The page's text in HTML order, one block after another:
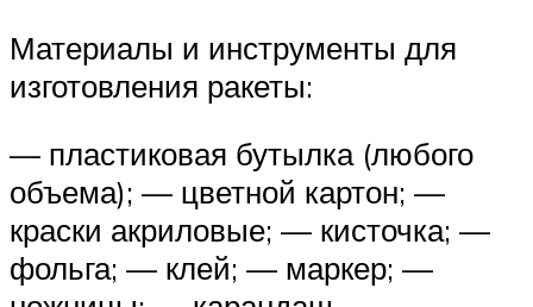
Материалы и инструменты для
изготовления ракеты:
— пластиковая бутылка (любого
объема); — цветной картон; —
краски акриловые; — кисточка; —
фольга; — клей; — маркер; —